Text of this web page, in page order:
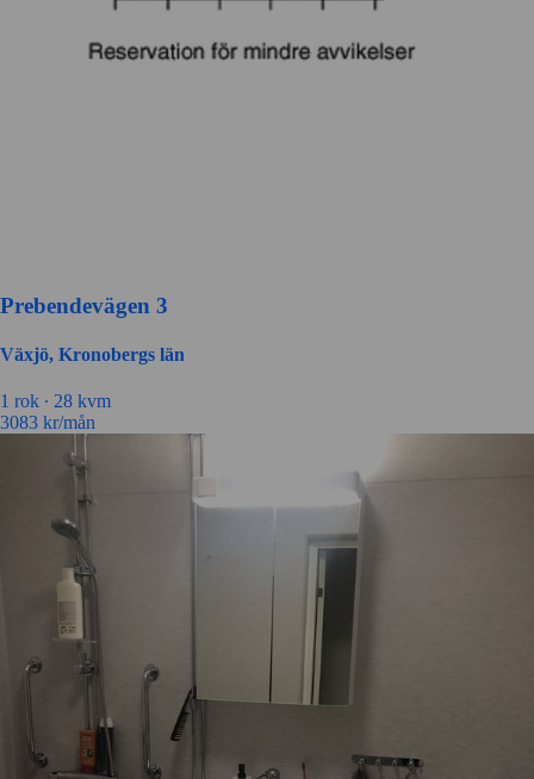
Prebendevägen 3
Växjö, Kronobergs län
1 rok ∙ 28 kvm
3083 kr/mån